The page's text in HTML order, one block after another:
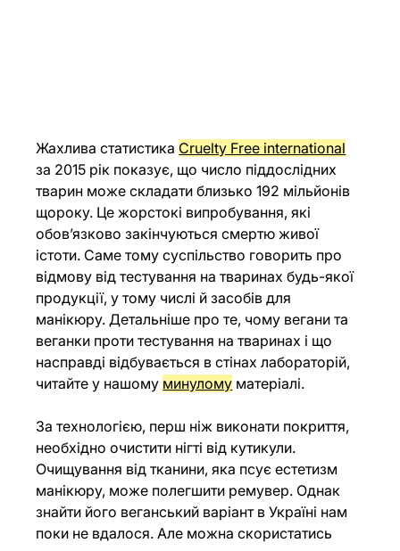
Жахлива статистика Cruelty Free international
за 2015 рік показує, що число піддослідних
тварин може складати близько 192 мільйонів
щороку. Це жорстокі випробування, які
обов’язково закінчуються смертю живої
істоти. Саме тому суспільство говорить про
відмову від тестування на тваринах будь-якої
продукції, у тому числі й засобів для
манікюру. Детальніше про те, чому вегани та
веганки проти тестування на тваринах і що
насправді відбувається в стінах лабораторій,
читайте у нашому минулому матеріалі.
За технологією, перш ніж виконати покриття,
необхідно очистити нігті від кутикули.
Очищування від тканини, яка псує естетизм
манікюру, може полегшити ремувер. Однак
знайти його веганський варіант в Україні нам
поки не вдалося. Але можна скористатись